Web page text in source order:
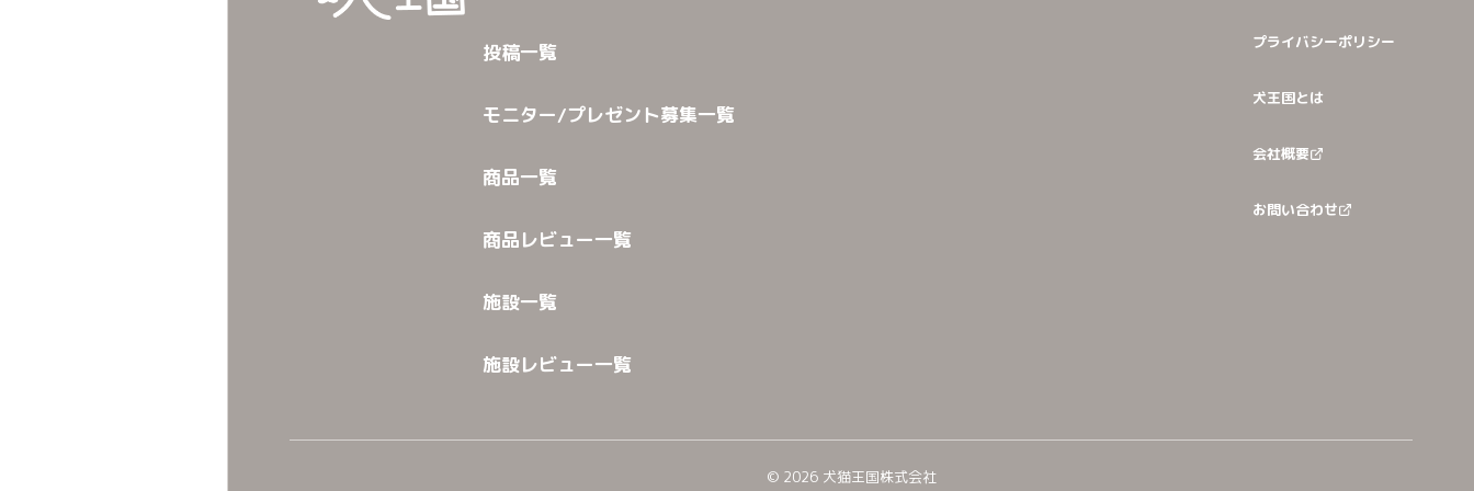
投稿一覧
モニター/プレゼント募集一覧
商品一覧
商品レビュー一覧
施設一覧
施設レビュー一覧
プライバシーポリシー
犬王国とは
会社概要
お問い合わせ
© 2026犬猫王国株式会社